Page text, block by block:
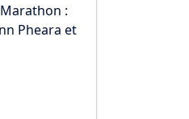
:
Pheara et